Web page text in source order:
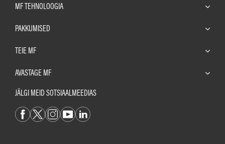
MF TEHNOLOOGIA
PAKKUMISED
TEIE MF
AVASTAGE MF
JÄLGI MEID SOTSIAALMEEDIAS